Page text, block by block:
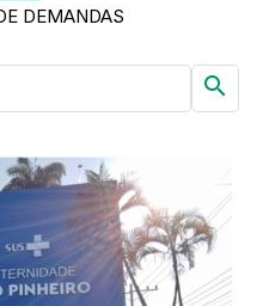
DEMANDAS
search